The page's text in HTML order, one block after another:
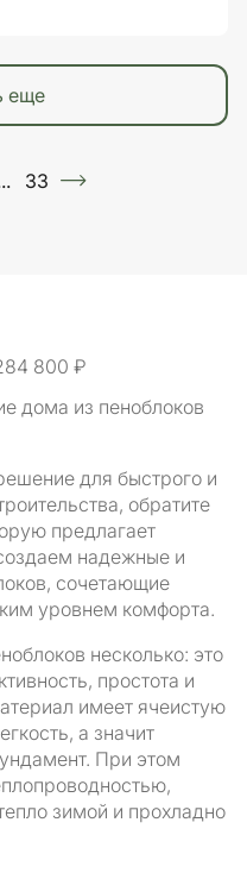
еще
33
800 ₽
дома из пеноблоков
для быстрого и
обратите
предлагает
надежные и
сочетающие
уровнем комфорта.
несколько: это
простота и
имеет ячеистую
а значит
При этом
зимой и прохладно